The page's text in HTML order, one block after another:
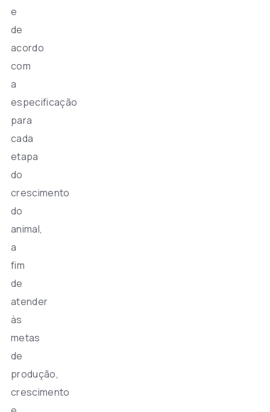
e
de
acordo
com
a
especificação
para
cada
etapa
do
crescimento
do
animal,
a
fim
de
atender
às
metas
de
produção,
crescimento